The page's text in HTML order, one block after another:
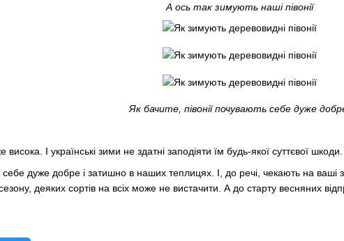
А ось так зимують наші півонії
Як бачите, півонії почувають себе дуже
висока. І українські зими не здатні заподіяти їм будь-якої суттєвої шкоди.
себе дуже добре і затишно в наших теплицях. І, до речі, чекають на ваші
деяких сортів на всіх може не вистачити. А до старту весняних